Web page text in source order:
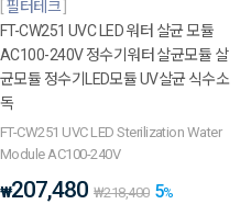
필터테크
FT-CW251 UVC LED 워터 살균 모듈
AC100-240V 정수기워터 살균모듈 살
균모듈 정수기LED모듈 UV살균 식수소
독
FT-CW251 UVC LED Sterilization Water
Module AC100-240V
₩207,480 ₩218,400 5%